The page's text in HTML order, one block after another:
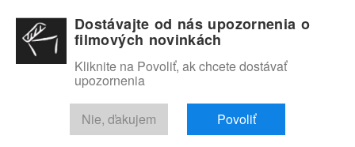
RECENZIE TRAILERY FILMOVÁ DATABÁZA
Dostávajte od nás upozornenia o
filmových novinkách
Kliknite na Povoliť, ak chcete dostávať
upozornenia
Nie, ďakujem Povoliť